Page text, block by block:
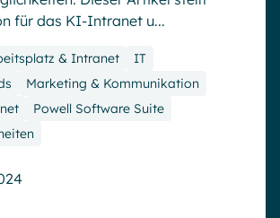
für das KI-Intranet u...
& Intranet
IT
Marketing & Kommunikation
Powell Software Suite